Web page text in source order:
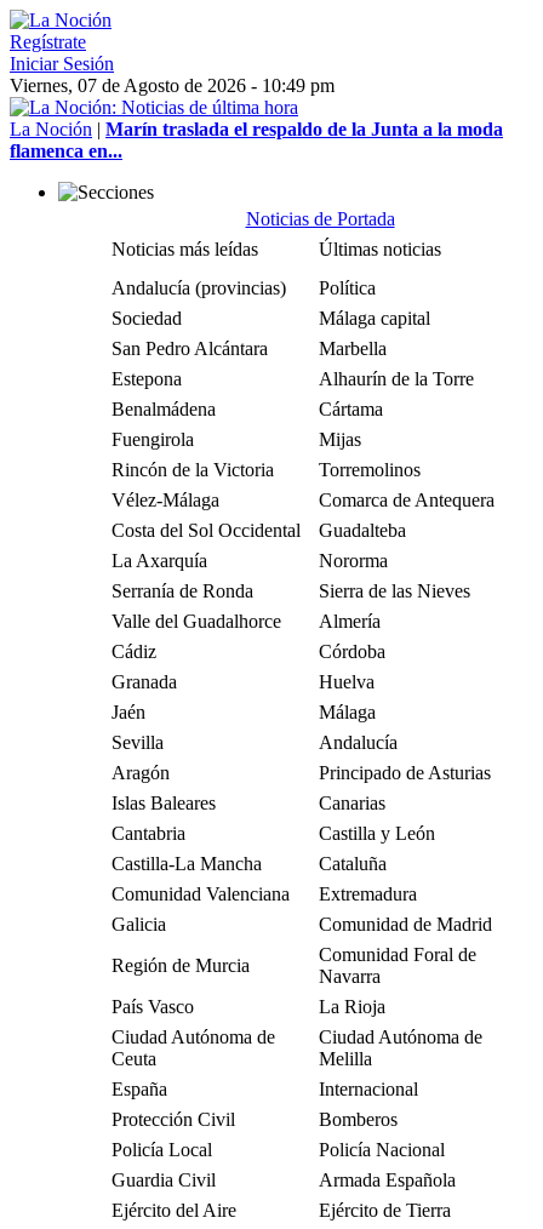
Regístrate
Iniciar Sesión
Viernes, 07 de Agosto de 2026 - 10:49 pm
La Noción | Marín traslada el respaldo de la Junta a la moda
flamenca en...
Noticias de Portada
Noticias más leídas
Últimas noticias
Andalucía (provincias)
Política
Sociedad
Málaga capital
San Pedro Alcántara
Marbella
Estepona
Alhaurín de la Torre
Benalmádena
Cártama
Fuengirola
Mijas
Rincón de la Victoria
Torremolinos
Vélez-Málaga
Comarca de Antequera
Costa del Sol Occidental
Guadalteba
La Axarquía
Nororma
Serranía de Ronda
Sierra de las Nieves
Valle del Guadalhorce
Almería
Cádiz
Córdoba
Granada
Huelva
Jaén
Málaga
Sevilla
Andalucía
Aragón
Principado de Asturias
Islas Baleares
Canarias
Cantabria
Castilla y León
Castilla-La Mancha
Cataluña
Comunidad Valenciana
Extremadura
Galicia
Comunidad de Madrid
Región de Murcia
Comunidad Foral de
Navarra
País Vasco
La Rioja
Ciudad Autónoma de
Ceuta
Ciudad Autónoma de
Melilla
España
Internacional
Protección Civil
Bomberos
Policía Local
Policía Nacional
Guardia Civil
Armada Española
Ejército del Aire
Ejército de Tierra